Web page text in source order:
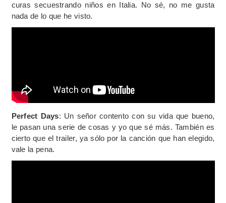
curas secuestrando niños en Italia. No sé, no me gusta
nada de lo que he visto.
Perfect Days: Un señor contento con su vida que bueno,
le pasan una serie de cosas y yo que sé más. También es
cierto que el trailer, ya sólo por la canción que han elegido,
vale la pena.